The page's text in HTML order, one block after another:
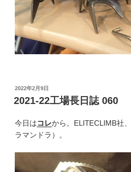
投
稿
日:
2022年2月9日
2021-22工場長日誌 060
今日はコレから。ELITECLIMB社、
ラマンドラ）。